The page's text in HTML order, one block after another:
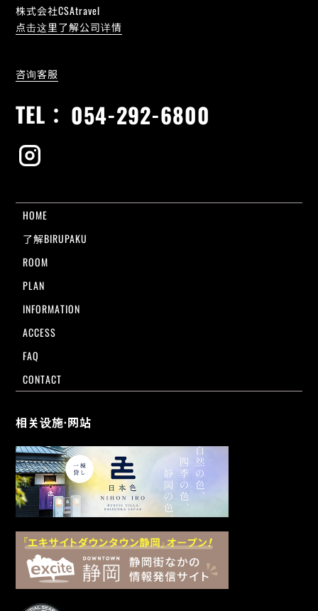
株式会社CSAtravel
点击这里了解公司详情
咨询客服
TEL： 054-292-6800
HOME
了解BIRUPAKU
ROOM
PLAN
INFORMATION
ACCESS
FAQ
CONTACT
相关设施·网站